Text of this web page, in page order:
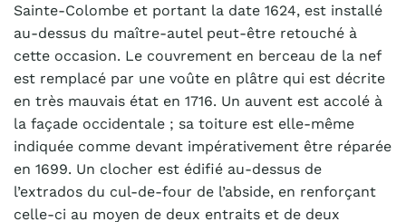
Sainte-Colombe et portant la date 1624, est installé
au-dessus du maître-autel peut-être retouché à
cette occasion. Le couvrement en berceau de la nef
est remplacé par une voûte en plâtre qui est décrite
en très mauvais état en 1716. Un auvent est accolé à
la façade occidentale ; sa toiture est elle-même
indiquée comme devant impérativement être réparée
en 1699. Un clocher est édifié au-dessus de
l’extrados du cul-de-four de l’abside, en renforçant
celle-ci au moyen de deux entraits et de deux